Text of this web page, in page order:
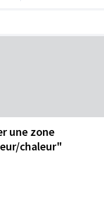
une zone
chaleur"